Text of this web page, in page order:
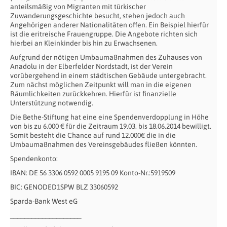
anteilsmäßig von Migranten mit türkischer
Zuwanderungsgeschichte besucht, stehen jedoch auch
Angehörigen anderer Nationalitäten offen. Ein Beispiel hierfür
ist die eritreische Frauengruppe. Die Angebote richten sich
hierbei an Kleinkinder bis hin zu Erwachsenen.
Aufgrund der nötigen Umbaumaßnahmen des Zuhauses von
Anadolu in der Elberfelder Nordstadt, ist der Verein
vorübergehend in einem städtischen Gebäude untergebracht.
Zum nächst möglichen Zeitpunkt will man in die eigenen
Räumlichkeiten zurückkehren. Hierfür ist finanzielle
Unterstützung notwendig.
Die Bethe-Stiftung hat eine eine Spendenverdopplung in Höhe
von bis zu 6.000 € für die Zeitraum 19.03. bis 18.06.2014 bewilligt.
Somit besteht die Chance auf rund 12.000€ die in die
Umbaumaßnahmen des Vereinsgebäudes fließen könnten.
Spendenkonto:
IBAN: DE 56 3306 0592 0005 9195 09 Konto-Nr.:5919509
BIC: GENODED1SPW BLZ 33060592
Sparda-Bank West eG